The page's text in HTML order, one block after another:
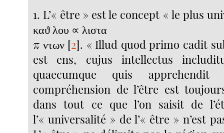
1. L’« être » est le concept « le plus
καϑ λου ∝ λιστα
π ντων[2]. « Illud quod primo cadit
est ens, cujus intellectus
quaecumque quis
compréhension de l’être est
dans tout ce que l’on saisit de
l’« universalité » de l’« être » n’est